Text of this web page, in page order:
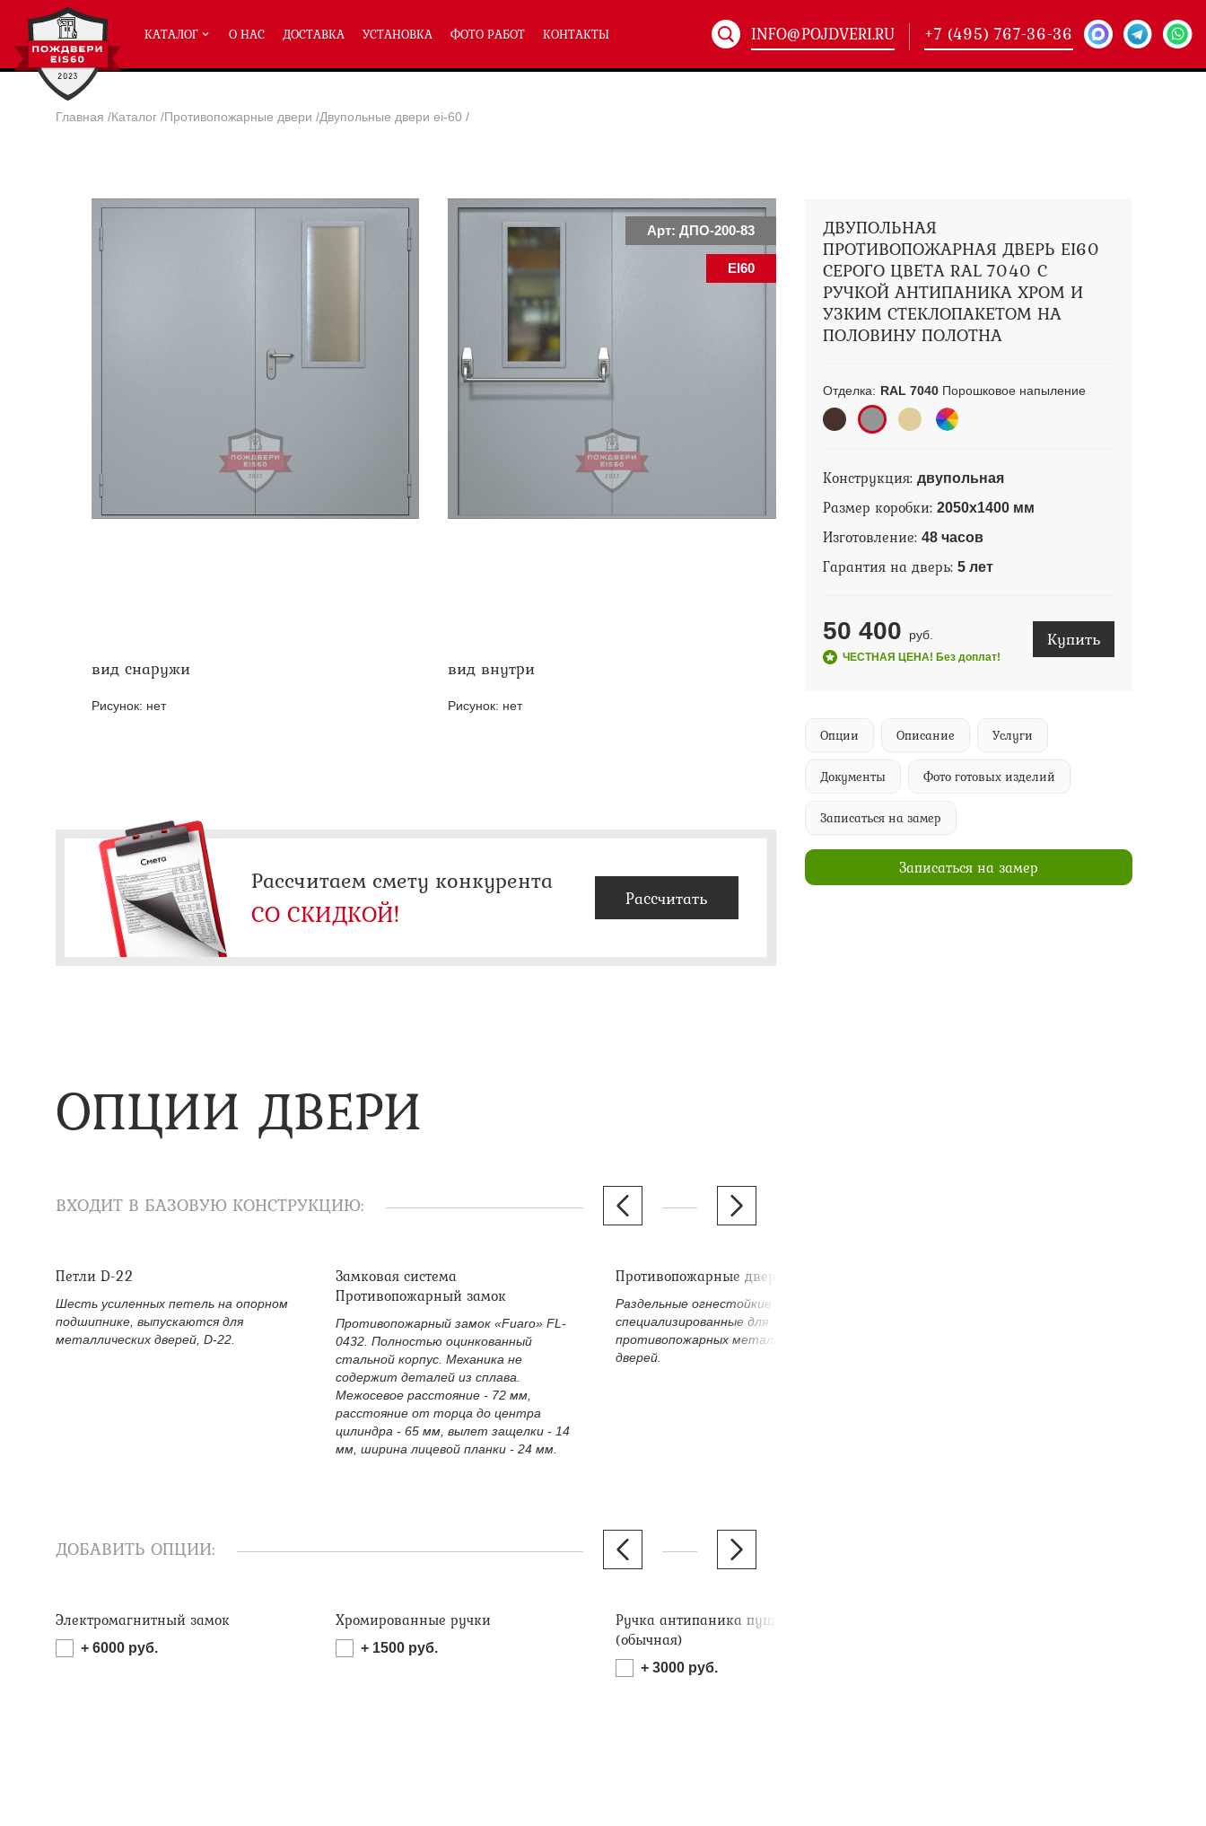
КАТАЛОГ
Полуторные двери ei-60(204)
Двупольные двери ei-60
Глухие двери ei-60
Остекленные двери ei-60
Светопозрачные двери с максимальным остеклением eiw-60
Двери с отделкой МДФ ei-60
Двери антипаника ei-60
Дымогазонепрницаемые двери eis-60
Двери ei-60 с отбойником
Двери ei-60 для медицинских учреждений
Противопожарные двери со стыковочным узлом
Полуторные технические двери
Двупольные технические двери(178)
О НАС ДОСТАВКА УСТАНОВКА ФОТО РАБОТ КОНТАКТЫ INFO@POJDVERI.RU +7 (495) 767-36-36
Главная /Каталог /Противопожарные двери /Двупольные двери ei-60 /
Арт: ДПО-200-83
EI60
вид снаружи
Рисунок: нет
вид внутри
Рисунок: нет
ДВУПОЛЬНАЯ
ПРОТИВОПОЖАРНАЯ ДВЕРЬ EI60
СЕРОГО ЦВЕТА RAL 7040 С
РУЧКОЙ АНТИПАНИКА ХРОМ И
УЗКИМ СТЕКЛОПАКЕТОМ НА
ПОЛОВИНУ ПОЛОТНА
Отделка: RAL 7040Порошковое напыление
Конструкция: двупольная
Размер коробки: 2050х1400 мм
Изготовление: 48 часов
Гарантия на дверь: 5 лет
50 400 руб.
ЧЕСТНАЯ ЦЕНА! Без доплат!
Купить
Опции Описание Услуги
Документы Фото готовых изделий
Записаться на замер
Записаться на замер
Рассчитаем смету конкурента
СО СКИДКОЙ! Рассчитать
ОПЦИИ ДВЕРИ
ВХОДИТ В БАЗОВУЮ КОНСТРУКЦИЮ:
Петли D-22
Шесть усиленных петель на опорном
подшипнике, выпускаются для
металлических дверей, D-22.
Замковая система
Противопожарный замок
Противопожарный замок «Fuaro» FL-
0432. Полностью оцинкованный
стальной корпус. Механика не
содержит деталей из сплава.
Межосевое расстояние - 72 мм,
расстояние от торца до центра
цилиндра - 65 мм, вылет защелки - 14
мм, ширина лицевой планки - 24 мм.
Противопожарные дверные ручки
Раздельные огнестойкие дверные ручки
специализированные для
противопожарных металлических
дверей.
ДОБАВИТЬ ОПЦИИ:
Электромагнитный замок
+ 6000 руб.
Хромированные ручки
+ 1500 руб.
Ручка антипаника пушбар
(обычная)
+ 3000 руб.